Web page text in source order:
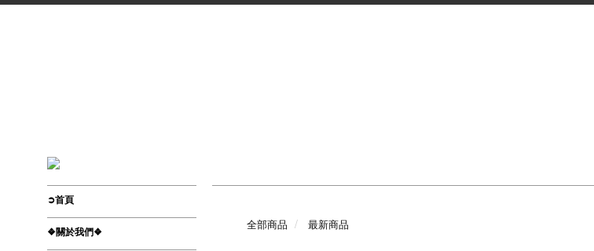
➲首頁
❖關於我們❖ 全部商品 最新商品